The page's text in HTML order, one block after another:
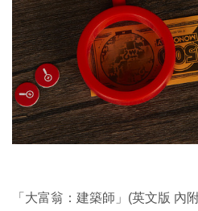
「大富翁：建築師」(英文版 內